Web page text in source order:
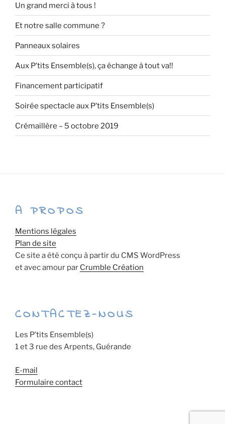
Un grand merci à tous !
Et notre salle commune ?
Panneaux solaires
Aux P’tits Ensemble(s), ça échange à tout va!!
Financement participatif
Soirée spectacle aux P’tits Ensemble(s)
Crémaillère – 5 octobre 2019
A PROPOS
Mentions légales
Plan de site
Ce site a été conçu à partir du CMS WordPress
et avec amour par Crumble Création
CONTACTEZ-NOUS
Les P’tits Ensemble(s)
1 et 3 rue des Arpents, Guérande
E-mail
Formulaire contact